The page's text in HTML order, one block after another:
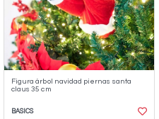
Figura árbol navidad piernas santa
claus 35 cm
BASICS